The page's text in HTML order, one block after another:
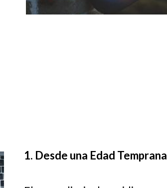
1. Desde una Edad Temprana